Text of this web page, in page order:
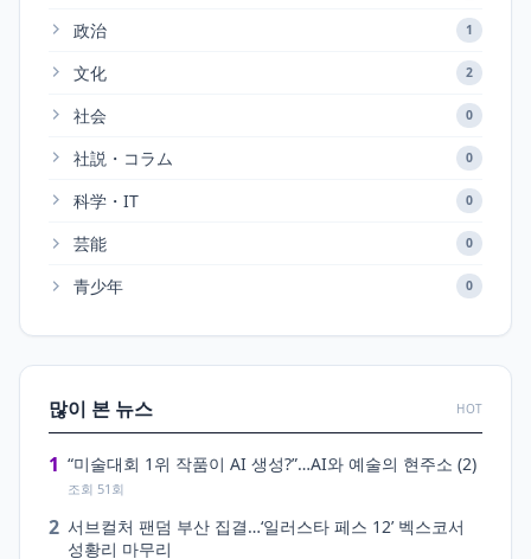
政治 1
文化 2
社会 0
社説・コラム 0
科学・IT 0
芸能 0
青少年 0
많이 본 뉴스 HOT
1 “미술대회 1위 작품이 AI 생성?”…AI와 예술의 현주소 (2)
조회 51회
2 서브컬처 팬덤 부산 집결…‘일러스타 페스 12’ 벡스코서
성황리 마무리